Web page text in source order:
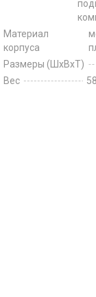
Материал
корпуса
Размеры (ШхВхТ)
Вес